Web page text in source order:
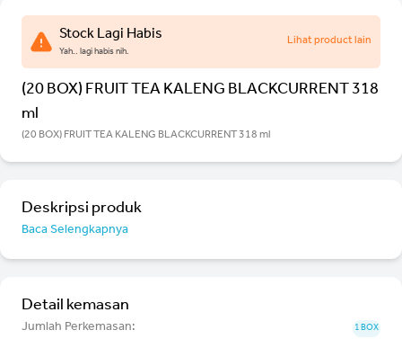
Stock Lagi Habis
Yah.. lagi habis nih.
Lihat product lain
(20 BOX) FRUIT TEA KALENG BLACKCURRENT 318
ml
(20 BOX) FRUIT TEA KALENG BLACKCURRENT 318 ml
Deskripsi produk
Baca Selengkapnya
Detail kemasan
Jumlah Perkemasan: 1 BOX